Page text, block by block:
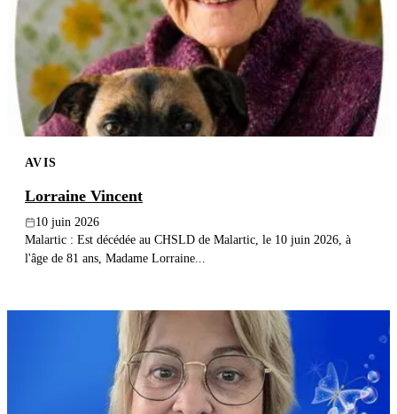
AVIS
Lorraine Vincent
10 juin 2026
Malartic : Est décédée au CHSLD de Malartic, le 10 juin 2026, à
l'âge de 81 ans, Madame Lorraine...